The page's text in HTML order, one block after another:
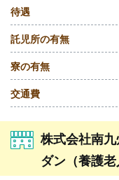
待遇
託児所の有無
寮の有無
交通費
株式会社南
ダン（養護